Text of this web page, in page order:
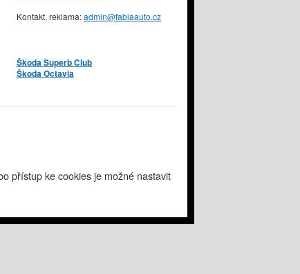
Kontakt, reklama:admin@fabiaauto.cz
Škoda Superb Club
Škoda Octavia
přístup ke cookies je možné nastavit